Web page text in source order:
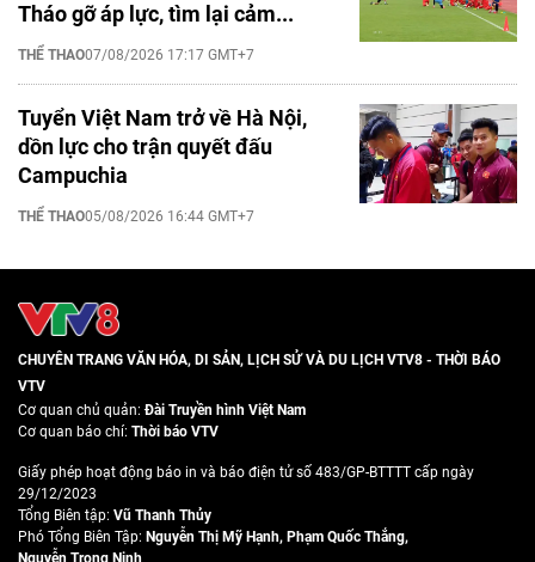
Tháo gỡ áp lực, tìm lại cảm...
THỂ THAO07/08/2026 17:17 GMT+7
Tuyển Việt Nam trở về Hà Nội,
dồn lực cho trận quyết đấu
Campuchia
THỂ THAO05/08/2026 16:44 GMT+7
CHUYÊN TRANG VĂN HÓA, DI SẢN, LỊCH SỬ VÀ DU LỊCH VTV8 - THỜI BÁO
VTV
Cơ quan chủ quản:Đài Truyền hình Việt Nam
Cơ quan báo chí: Thời báo VTV
Giấy phép hoạt động báo in và báo điện tử số 483/GP-BTTTT cấp ngày
29/12/2023
Tổng Biên tập: Vũ Thanh Thủy
Phó Tổng Biên Tập: Nguyễn Thị Mỹ Hạnh, Phạm Quốc Thắng,
Nguyễn Trọng Ninh